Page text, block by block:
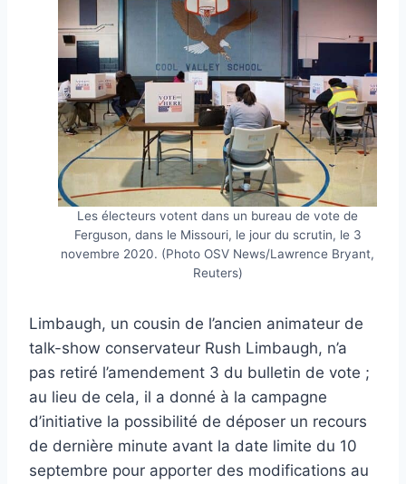
Les électeurs votent dans un bureau de vote de
Ferguson, dans le Missouri, le jour du scrutin, le 3
novembre 2020. (Photo OSV News/Lawrence Bryant,
Reuters)
Limbaugh, un cousin de l’ancien animateur de
talk-show conservateur Rush Limbaugh, n’a
pas retiré l’amendement 3 du bulletin de vote ;
au lieu de cela, il a donné à la campagne
d’initiative la possibilité de déposer un recours
de dernière minute avant la date limite du 10
septembre pour apporter des modifications au